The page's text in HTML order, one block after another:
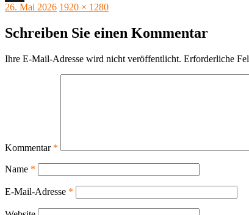
X
Veröffentlicht
26. Mai 2026 Originalgröße
1920 × 1280
Schreiben Sie einen Kommentar
Ihre E-Mail-Adresse wird nicht veröffentlicht. Erforderliche
Kommentar *
Name *
E-Mail-Adresse *